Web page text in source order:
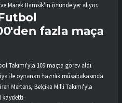
Marek Hamsik'in önünde yer alıyor.
fazla maça
Takımı'yla 109 maçta görev aldı.
ile oynanan hazırlık müsabakasında
Mertens, Belçika Milli Takımı'yla
kaydetti.